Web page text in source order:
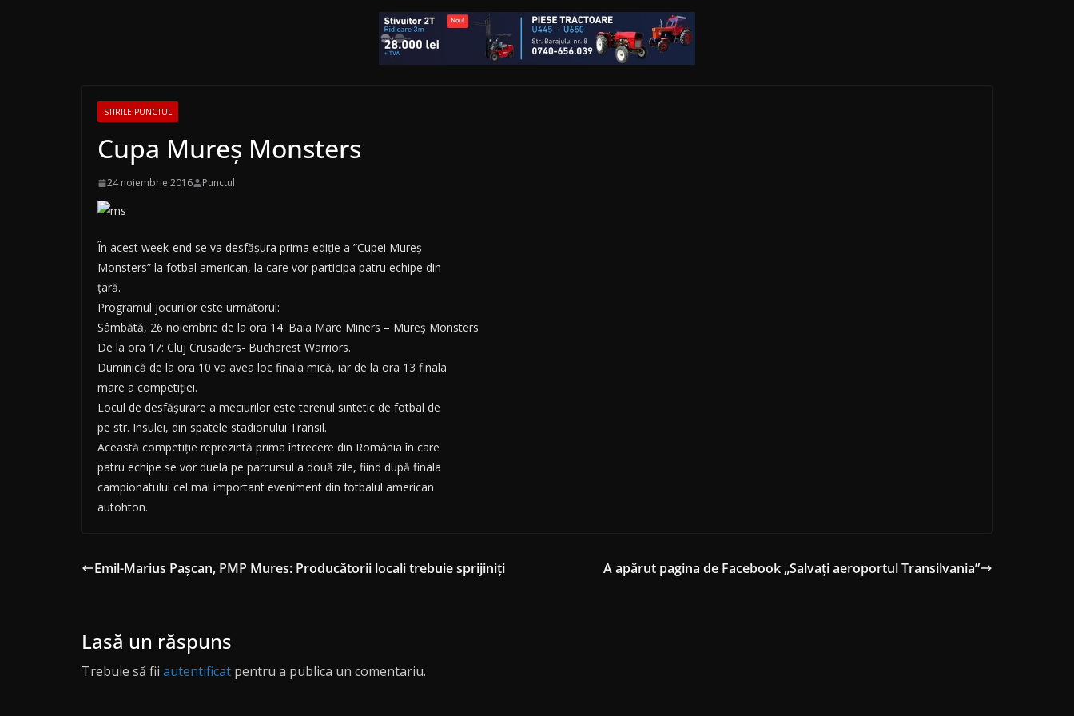
STIRILE PUNCTUL
Cupa Mureş Monsters
24 noiembrie 2016 Punctul
În acest week-end se va desfășura prima ediție a ”Cupei Mureș
Monsters” la fotbal american, la care vor participa patru echipe din
țară.
Programul jocurilor este următorul:
Sâmbătă, 26 noiembrie de la ora 14: Baia Mare Miners – Mureș Monsters
De la ora 17: Cluj Crusaders- Bucharest Warriors.
Duminică de la ora 10 va avea loc finala mică, iar de la ora 13 finala
mare a competiției.
Locul de desfășurare a meciurilor este terenul sintetic de fotbal de
pe str. Insulei, din spatele stadionului Transil.
Această competiție reprezintă prima întrecere din România în care
patru echipe se vor duela pe parcursul a două zile, fiind după finala
campionatului cel mai important eveniment din fotbalul american
autohton.
Emil-Marius Pașcan, PMP Mures: Producătorii locali trebuie sprijiniți A apărut pagina de Facebook „Salvaţi aeroportul Transilvania”
Lasă un răspuns
Trebuie să fii autentificat pentru a publica un comentariu.